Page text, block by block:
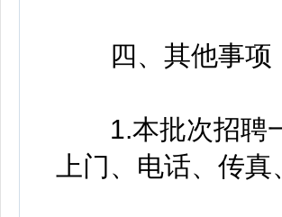
四、其他事项
1.本批次招聘一
上门、电话、传